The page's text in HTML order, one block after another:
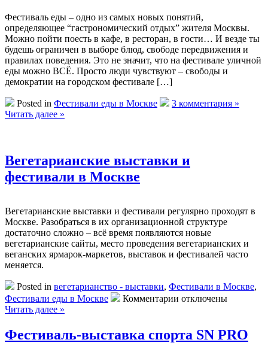
Фестиваль еды – одно из самых новых понятий,
определяющее “гастрономический отдых” жителя Москвы.
Можно пойти поесть в кафе, в ресторан, в гости… И везде ты
будешь ограничен в выборе блюд, свободе передвижения и
правилах поведения. Это не значит, что на фестивале уличной
еды можно ВСЁ. Просто люди чувствуют – свободы и
демократии на городском фестивале […]
Posted in Фестивали еды в Москве
3 комментария »
Читать далее »
Вегетарианские выставки и
фестивали в Москве
Вегетарианские выставки и фестивали регулярно проходят в
Москве. Разобраться в их организационной структуре
достаточно сложно – всё время появляются новые
вегетарианские сайты, место проведения вегетарианских и
веганских ярмарок-маркетов, выставок и фестивалей часто
меняется.
Posted in вегетарианство - выставки, Фестивали в Москве,
Фестивали еды в Москве
Комментарии к
выставки
и
отключены
Читать далее »
Фестиваль-выставка спорта SN PRO